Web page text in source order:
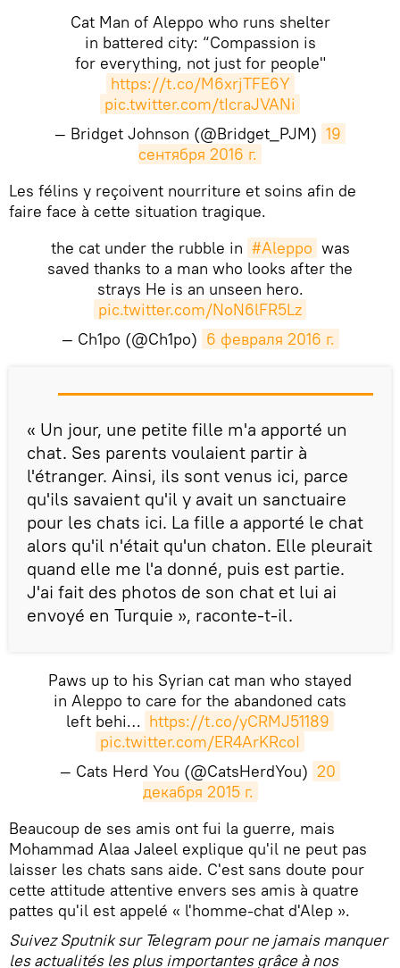
Cat Man of Aleppo who runs shelter
in battered city: “Compassion is
for everything, not just for people"
https://t.co/M6xrjTFE6Y
pic.twitter.com/tIcraJVANi
— Bridget Johnson (@Bridget_PJM) 19
сентября 2016 г.
​Les félins y reçoivent nourriture et soins afin de
faire face à cette situation tragique.
the cat under the rubble in #Aleppo was
saved thanks to a man who looks after the
strays He is an unseen hero.
pic.twitter.com/NoN6lFR5Lz
— Ch1po (@Ch1po) 6 февраля 2016 г.
​« Un jour, une petite fille m'a apporté un
chat. Ses parents voulaient partir à
l'étranger. Ainsi, ils sont venus ici, parce
qu'ils savaient qu'il y avait un sanctuaire
pour les chats ici. La fille a apporté le chat
alors qu'il n'était qu'un chaton. Elle pleurait
quand elle me l'a donné, puis est partie.
J'ai fait des photos de son chat et lui ai
envoyé en Turquie », raconte-t-il.
Paws up to his Syrian cat man who stayed
in Aleppo to care for the abandoned cats
left behi… https://t.co/yCRMJ51189
pic.twitter.com/ER4ArKRcoI
— Cats Herd You (@CatsHerdYou) 20
декабря 2015 г.
​Beaucoup de ses amis ont fui la guerre, mais
Mohammad Alaa Jaleel explique qu'il ne peut pas
laisser les chats sans aide. C'est sans doute pour
cette attitude attentive envers ses amis à quatre
pattes qu'il est appelé « l'homme-chat d'Alep ».
Suivez Sputnik sur Telegram pour ne jamais manquer
les actualités les plus importantes grâce à nos